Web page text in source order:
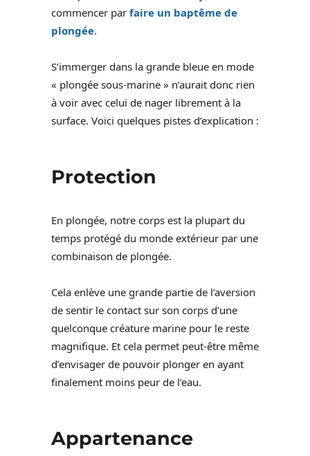
commencer par faire un baptême de
plongée.
S’immerger dans la grande bleue en mode
« plongée sous-marine » n’aurait donc rien
à voir avec celui de nager librement à la
surface. Voici quelques pistes d’explication :
Protection
En plongée, notre corps est la plupart du
temps protégé du monde extérieur par une
combinaison de plongée.
Cela enlève une grande partie de l’aversion
de sentir le contact sur son corps d’une
quelconque créature marine pour le reste
magnifique. Et cela permet peut-être même
d’envisager de pouvoir plonger en ayant
finalement moins peur de l’eau.
Appartenance